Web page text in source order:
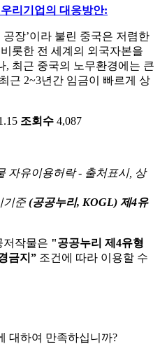
리기업의 대응방안:
공장’이라 불린 중국은 저렴한
롯한 전 세계의 외국자본을
, 최근 중국의 노무환경에는 큰
근 2~3년간 임금이 빠르게 상
조회수 4,087
기준 (공공누리, KOGL) 제4유
저작물은 "공공누리 제4유형
금지” 조건에 따라 이용할 수
대하여 만족하십니까?